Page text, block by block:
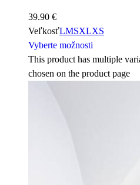
39.90 €
VeľkosťLMSXLXS
Vyberte možnosti
This product has multiple
chosen on the product page